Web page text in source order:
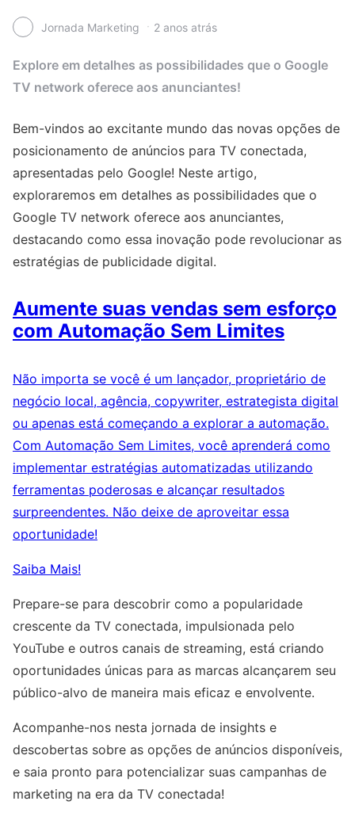
Jornada Marketing 2 anos atrás
Explore em detalhes as possibilidades que o Google
TV network oferece aos anunciantes!
Bem-vindos ao excitante mundo das novas opções de
posicionamento de anúncios para TV conectada,
apresentadas pelo Google! Neste artigo,
exploraremos em detalhes as possibilidades que o
Google TV network oferece aos anunciantes,
destacando como essa inovação pode revolucionar as
estratégias de publicidade digital.
Aumente suas vendas sem esforço
com Automação Sem Limites
Não importa se você é um lançador, proprietário de
negócio local, agência, copywriter, estrategista digital
ou apenas está começando a explorar a automação.
Com Automação Sem Limites, você aprenderá como
implementar estratégias automatizadas utilizando
ferramentas poderosas e alcançar resultados
surpreendentes. Não deixe de aproveitar essa
oportunidade!
Saiba Mais!
Prepare-se para descobrir como a popularidade
crescente da TV conectada, impulsionada pelo
YouTube e outros canais de streaming, está criando
oportunidades únicas para as marcas alcançarem seu
público-alvo de maneira mais eficaz e envolvente.
Acompanhe-nos nesta jornada de insights e
descobertas sobre as opções de anúncios disponíveis,
e saia pronto para potencializar suas campanhas de
marketing na era da TV conectada!